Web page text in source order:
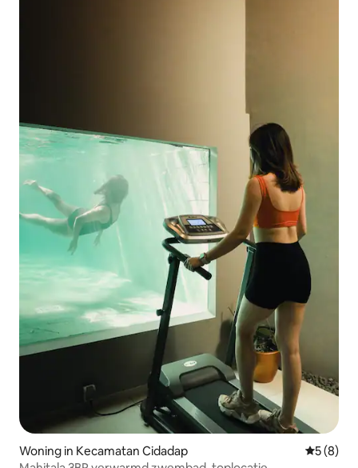
Woning in Kecamatan Cidadap
5 (8)